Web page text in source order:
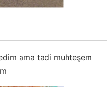
ama tadi muhteşem